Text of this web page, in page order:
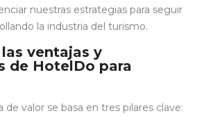
nuestras estrategias para seguir
la industria del turismo.
ventajas y
de HotelDo para
de valor se basa en tres pilares clave: